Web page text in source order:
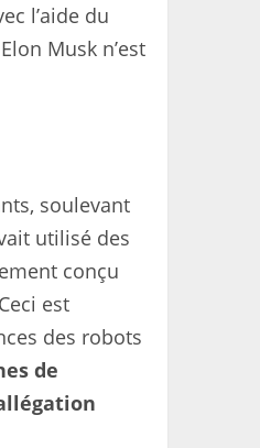
l’aide du
Musk n’est
soulevant
utilisé des
conçu
est
des robots
de